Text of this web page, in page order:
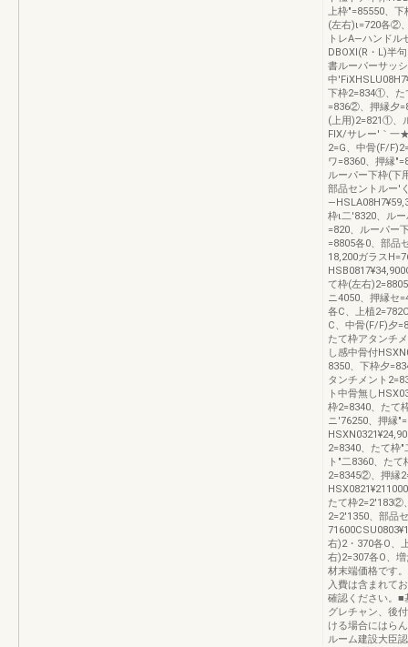
上枠″=85550、
(左右)ι=720各②
トレA―ハンドル
DBOXl(R・L)半
書ルーパーサッ
中
下枠2=834①、た
=836②、押縁夕
(上用)2=821①、
FIX/サレー′｀一
2=G、中骨(F/
ワ=8360、押縁
ルーパー下枠(下
部品セントルー′
枠ι二′8320、ル
=820、ルーパー
=8805各0、部品
18,200ガラス
て枠(左右
ニ4050、押縁セ
各C、上植
C、中骨(F/F)夕
たて枠アタンチ
し感中骨付
8350、下枠夕
タンチメント
ト中骨無し
枠2=8340、たて
ニ′76250、押縁
2=8340、たて枠
ト″二8360、た
2=8345②、押縁
たて枠2=2′183②
2=2′1350、部品
右)2・370各O、
右)2=307各O、
材末端価格です
入費は含まれて
確認ください。
グレチャン、後
ける場合にはら
ルーム建設大臣